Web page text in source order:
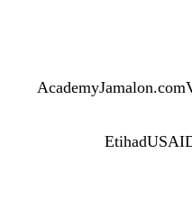
AcademyJamalon.com
Etihad